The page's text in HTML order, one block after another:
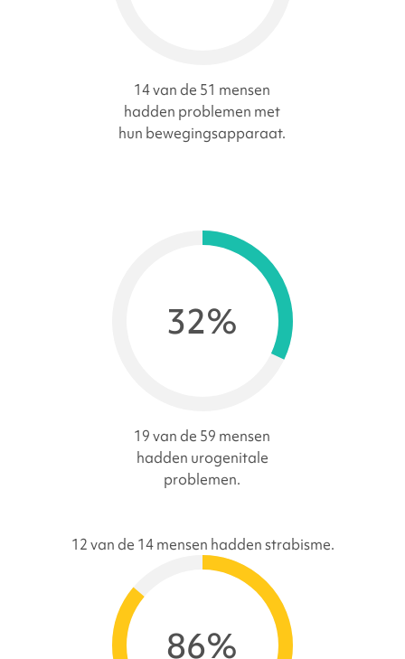
14 van de 51 mensen
hadden problemen met
hun bewegingsapparaat.
32%
19 van de 59 mensen
hadden urogenitale
problemen.
86%
12 van de 14 mensen hadden strabisme.